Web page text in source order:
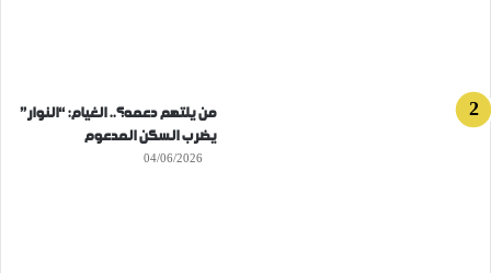
من يلتهم دعمه؟.. الغيام: “النوار”
يضرب السكن المدعوم
04/06/2026